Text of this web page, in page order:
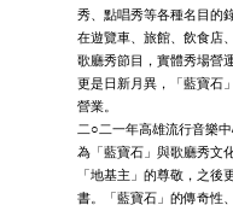
秀、點唱秀等各種名目的
在遊覽車、旅館、飲食店
歌廳秀節目，實體秀場營
更是日新月異，「藍寶石
營業。
二○二一年高雄流行音樂
為「藍寶石」與歌廳秀文
「地基主」的尊敬，之
書。「藍寶石」的傳奇性